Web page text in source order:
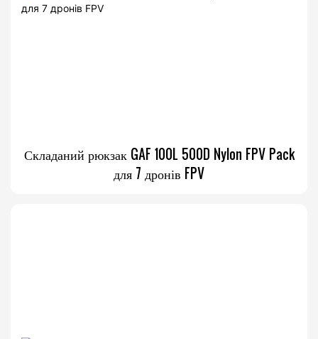
Складаний рюкзак GAF 100L 500D Nylon FPV Pack
для 7 дронів FPV